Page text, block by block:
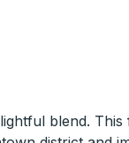
blend.